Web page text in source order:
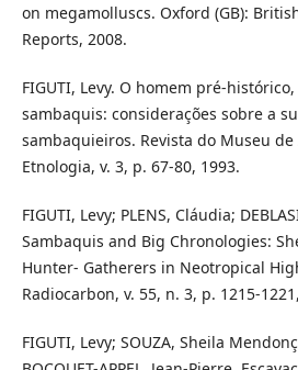
on megamolluscs. Oxford (GB):
Reports, 2008.
FIGUTI, Levy. O homem pré-
sambaquis: considerações sobre a
sambaquieiros. Revista do Museu
Etnologia, v. 3, p. 67-80, 1993.
FIGUTI, Levy; PLENS, Cláudia;
Sambaquis and Big Chronologies:
Hunter- Gatherers in Neotropical
Radiocarbon, v. 55, n. 3, p. 1215-
FIGUTI, Levy; SOUZA, Sheila